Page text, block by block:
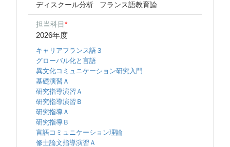
ディスクール分析
フランス語教育論
担当科目*
2026年度
キャリアフランス語３
グローバル化と言語
異文化コミュニケーション研究入門
基礎演習Ａ
研究指導演習Ａ
研究指導演習Ｂ
研究指導Ａ
研究指導Ｂ
言語コミュニケーション理論
修士論文指導演習Ａ